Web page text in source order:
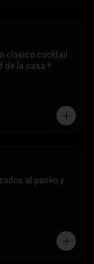
clasico cocktail
de la casa !!
al panko y